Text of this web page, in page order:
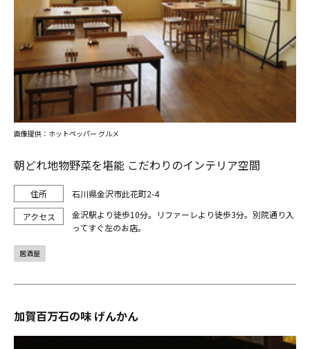
朝どれ地物野菜を堪能 こだわりのインテリア空間
石川県金沢市此花町2-4
金沢駅より徒歩10分。リファーレより徒歩3分。別院通り入
ってすぐ左のお店。
画像提供：ホットペッパー グルメ
居酒屋
加賀百万石の味 げんかん